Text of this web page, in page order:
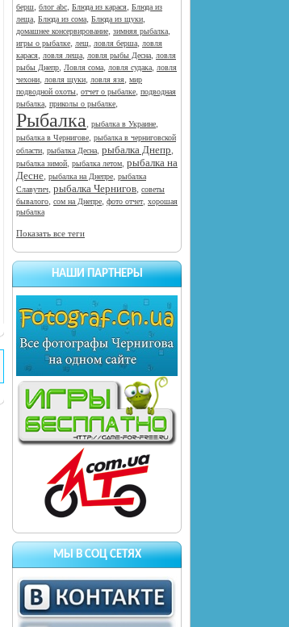
берш, блог abc, Блюда из карася, Блюда из
леща, Блюда из сома, Блюда из щуки,
домашнее консервирование, зимняя рыбалка,
игры о рыбалке, лещ, ловля берша, ловля
карася, ловля леща, ловля рыбы Десна, ловля
рыбы Днепр, Ловля сома, ловля судака, ловля
чехони, ловля щуки, ловля язя, мир
подводной охоты, отчет о рыбалке, подводная
рыбалка, приколы о рыбалке,
Рыбалка, рыбалка в Украине,
рыбалка в Чернигове, рыбалка в черниговской
области, рыбалка Десна, рыбалка Днепр,
рыбалка зимой, рыбалка летом, рыбалка на
Десне, рыбалка на Днепре, рыбалка
Славутич, рыбалка Чернигов, советы
бывалого, сом на Днепре, фото отчет, хорошая
рыбалка
Показать все теги
НАШИ ПАРТНЕРЫ
МЫ В СОЦ СЕТЯХ